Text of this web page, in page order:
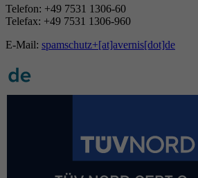
Telefon: +49 7531 1306-60
Telefax: +49 7531 1306-960
E-Mail: spamschutz+[at]avernis[dot]de